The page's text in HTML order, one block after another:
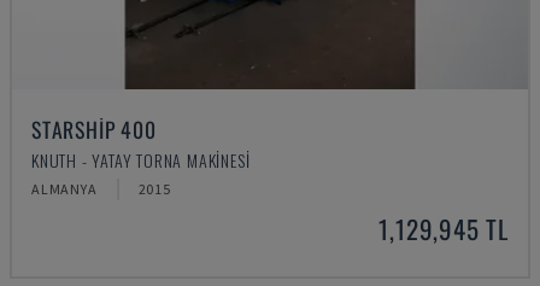
STARSHIP 400
KNUTH - YATAY TORNA MAKINESI
ALMANYA 2015
1,129,945 TL